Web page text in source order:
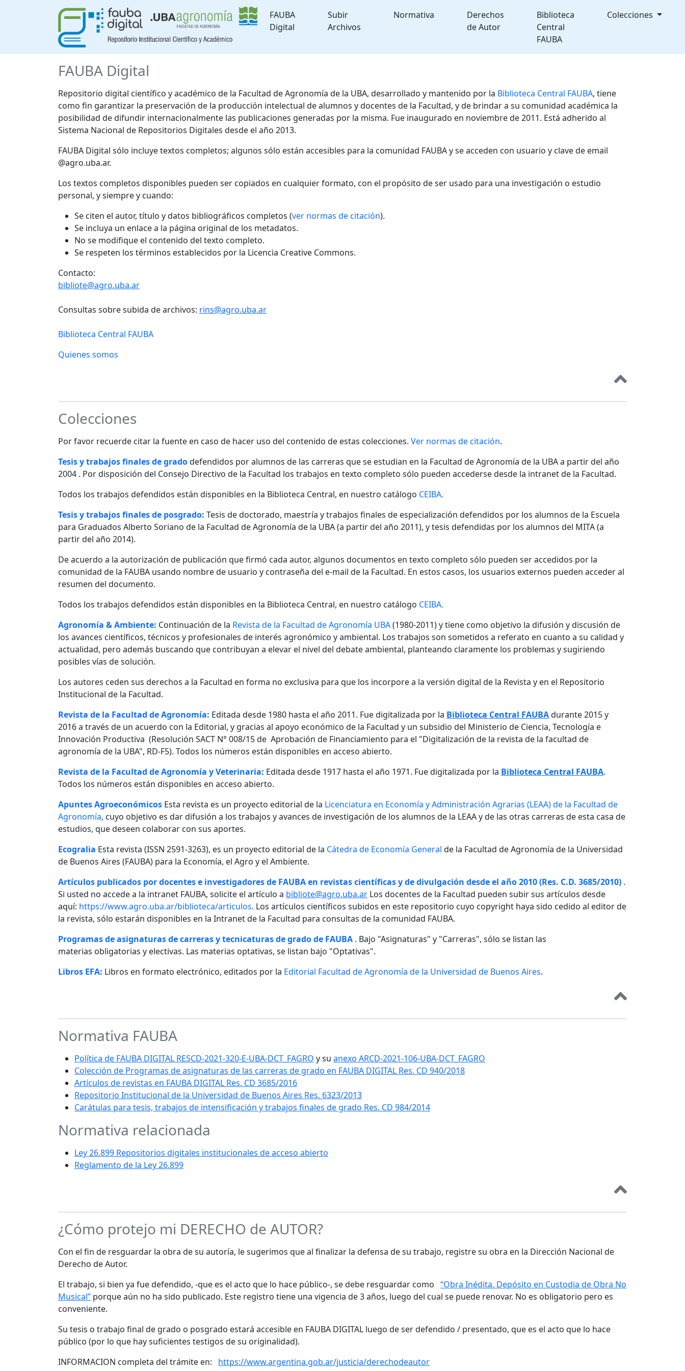
FAUBA
Digital
Subir
Archivos
Normativa
Derechos
de Autor
Biblioteca
Central
FAUBA
Colecciones
FAUBA Digital
Repositorio digital científico y académico de la Facultad de Agronomía de la UBA, desarrollado y mantenido por la Biblioteca Central FAUBA, tiene
como fin garantizar la preservación de la producción intelectual de alumnos y docentes de la Facultad, y de brindar a su comunidad académica la
posibilidad de difundir internacionalmente las publicaciones generadas por la misma. Fue inaugurado en noviembre de 2011. Está adherido al
Sistema Nacional de Repositorios Digitales desde el año 2013.
FAUBA Digital sólo incluye textos completos; algunos sólo están accesibles para la comunidad FAUBA y se acceden con usuario y clave de email
@agro.uba.ar.
Los textos completos disponibles pueden ser copiados en cualquier formato, con el propósito de ser usado para una investigación o estudio
personal, y siempre y cuando:
Se citen el autor, título y datos bibliográficos completos (ver normas de citación).
Se incluya un enlace a la página original de los metadatos.
No se modifique el contenido del texto completo.
Se respeten los términos establecidos por la Licencia Creative Commons.
Contacto:
bibliote@agro.uba.ar
Consultas sobre subida de archivos: rins@agro.uba.ar
Biblioteca Central FAUBA
Quienes somos
Colecciones
Por favor recuerde citar la fuente en caso de hacer uso del contenido de estas colecciones. Ver normas de citación.
Tesis y trabajos finales de gradodefendidos por alumnos de las carreras que se estudian en la Facultad de Agronomía de la UBA a partir del año
2004 . Por disposición del Consejo Directivo de la Facultad los trabajos en texto completo sólo pueden accederse desde la intranet de la Facultad.
Todos los trabajos defendidos están disponibles en la Biblioteca Central, en nuestro catálogo CEIBA.
Tesis y trabajos finales de posgrado: Tesis de doctorado, maestría y trabajos finales de especialización defendidos por los alumnos de la Escuela
para Graduados Alberto Soriano de la Facultad de Agronomía de la UBA (a partir del año 2011), y tesis defendidas por los alumnos del MITA (a
partir del año 2014).
De acuerdo a la autorización de publicación que firmó cada autor, algunos documentos en texto completo sólo pueden ser accedidos por la
comunidad de la FAUBA usando nombre de usuario y contraseña del e-mail de la Facultad. En estos casos, los usuarios externos pueden acceder al
resumen del documento.
Todos los trabajos defendidos están disponibles en la Biblioteca Central, en nuestro catálogo CEIBA.
Agronomía & Ambiente: Continuación de la Revista de la Facultad de Agronomía UBA(1980-2011) y tiene como objetivo la difusión y discusión de
los avances científicos, técnicos y profesionales de interés agronómico y ambiental. Los trabajos son sometidos a referato en cuanto a su calidad y
actualidad, pero además buscando que contribuyan a elevar el nivel del debate ambiental, planteando claramente los problemas y sugiriendo
posibles vías de solución.
Los autores ceden sus derechos a la Facultad en forma no exclusiva para que los incorpore a la versión digital de la Revista y en el Repositorio
Institucional de la Facultad.
Revista de la Facultad de Agronomía: Editada desde 1980 hasta el año 2011. Fue digitalizada por la Biblioteca Central FAUBAdurante 2015 y
2016 a través de un acuerdo con la Editorial, y gracias al apoyo económico de la Facultad y un subsidio del Ministerio de Ciencia, Tecnología e
Innovación Productiva (Resolución SACT N° 008/15 de Aprobación de Financiamiento para el "Digitalización de la revista de la facultad de
agronomía de la UBA", RD-F5). Todos los números están disponibles en acceso abierto.
Revista de la Facultad de Agronomía y Veterinaria: Editada desde 1917 hasta el año 1971. Fue digitalizada por la Biblioteca Central FAUBA.
Todos los números están disponibles en acceso abierto.
Apuntes Agroeconómicos Esta revista es un proyecto editorial de la Licenciatura en Economía y Administración Agrarias (LEAA) de la Facultad de
Agronomía, cuyo objetivo es dar difusión a los trabajos y avances de investigación de los alumnos de la LEAA y de las otras carreras de esta casa de
estudios, que deseen colaborar con sus aportes.
Ecogralia Esta revista (ISSN 2591-3263), es un proyecto editorial de la Cátedra de Economía General de la Facultad de Agronomía de la Universidad
de Buenos Aires (FAUBA) para la Economía, el Agro y el Ambiente.
Artículos publicados por docentes e investigadores de FAUBA en revistas científicas y de divulgación desde el año 2010 (Res. C.D. 3685/2010) .
Si usted no accede a la intranet FAUBA, solicite el artículo a bibliote@agro.uba.ar Los docentes de la Facultad pueden subir sus artículos desde
aquí: https://www.agro.uba.ar/biblioteca/articulos. Los artículos científicos subidos en este repositorio cuyo copyright haya sido cedido al editor de
la revista, sólo estarán disponibles en la Intranet de la Facultad para consultas de la comunidad FAUBA.
Programas de asignaturas de carreras y tecnicaturas de grado de FAUBA . Bajo "Asignaturas" y "Carreras", sólo se listan las
materias obligatorias y electivas. Las materias optativas, se listan bajo "Optativas".
Libros EFA: Libros en formato electrónico, editados por la Editorial Facultad de Agronomía de la Universidad de Buenos Aires.
Normativa FAUBA
Política de FAUBA DIGITAL RESCD-2021-320-E-UBA-DCT_FAGRO y su anexo ARCD-2021-106-UBA-DCT_FAGRO
Colección de Programas de asignaturas de las carreras de grado en FAUBA DIGITAL Res. CD 940/2018
Artículos de revistas en FAUBA DIGITAL Res. CD 3685/2016
Repositorio Institucional de la Universidad de Buenos Aires Res. 6323/2013
Carátulas para tesis, trabajos de intensificación y trabajos finales de grado Res. CD 984/2014
Normativa relacionada
Ley 26.899 Repositorios digitales institucionales de acceso abierto
Reglamento de la Ley 26.899
¿Cómo protejo mi DERECHO de AUTOR?
Con el fin de resguardar la obra de su autoría, le sugerimos que al finalizar la defensa de su trabajo, registre su obra en la Dirección Nacional de
Derecho de Autor.
El trabajo, si bien ya fue defendido, -que es el acto que lo hace público-, se debe resguardar como “Obra Inédita. Depósito en Custodia de Obra No
Musical” porque aún no ha sido publicado. Este registro tiene una vigencia de 3 años, luego del cual se puede renovar. No es obligatorio pero es
conveniente.
Su tesis o trabajo final de grado o posgrado estará accesible en FAUBA DIGITAL luego de ser defendido / presentado, que es el acto que lo hace
público (por lo que hay suficientes testigos de su originalidad).
INFORMACION completa del trámite en:
https://www.argentina.gob.ar/justicia/derechodeautor